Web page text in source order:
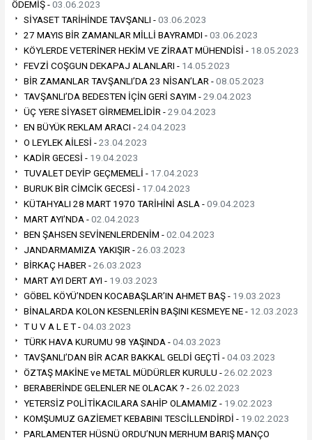
ÖDEMİŞ -03.06.2023
SİYASET TARİHİNDE TAVŞANLI -03.06.2023
27 MAYIS BİR ZAMANLAR MİLLİ BAYRAMDI -03.06.2023
KÖYLERDE VETERİNER HEKİM VE ZİRAAT MÜHENDİSİ - 18.05.2023
FEVZİ COŞGUN DEKAPAJ ALANLARI - 14.05.2023
BİR ZAMANLAR TAVŞANLI’DA 23 NİSAN’LAR -08.05.2023
TAVŞANLI’DA BEDESTEN İÇİN GERİ SAYIM -29.04.2023
ÜÇ YERE SİYASET GİRMEMELİDİR -29.04.2023
EN BÜYÜK REKLAM ARACI -24.04.2023
O LEYLEK AİLESİ -23.04.2023
KADİR GECESİ - 19.04.2023
TUVALET DEYİP GEÇMEMELİ - 17.04.2023
BURUK BİR CİMCİK GECESİ - 17.04.2023
KÜTAHYALI 28 MART 1970 TARİHİNİ ASLA -09.04.2023
MART AYI’NDA -02.04.2023
BEN ŞAHSEN SEVİNENLERDENİM -02.04.2023
JANDARMAMIZA YAKIŞIR -26.03.2023
BİRKAÇ HABER -26.03.2023
MART AYI DERT AYI - 19.03.2023
GÖBEL KÖYÜ’NDEN KOCABAŞLAR’IN AHMET BAŞ - 19.03.2023
BİNALARDA KOLON KESENLERİN BAŞINI KESMEYE NE - 12.03.2023
T U V A L E T -04.03.2023
TÜRK HAVA KURUMU 98 YAŞINDA -04.03.2023
TAVŞANLI’DAN BİR ACAR BAKKAL GELDİ GEÇTİ -04.03.2023
ÖZTAŞ MAKİNE ve METAL MÜDÜRLER KURULU -26.02.2023
BERABERİNDE GELENLER NE OLACAK ? -26.02.2023
YETERSİZ POLİTİKACILARA SAHİP OLAMAMIZ - 19.02.2023
KOMŞUMUZ GAZİEMET KEBABINI TESCİLLENDİRDİ - 19.02.2023
PARLAMENTER HÜSNÜ ORDU’NUN MERHUM BARIŞ MANÇO